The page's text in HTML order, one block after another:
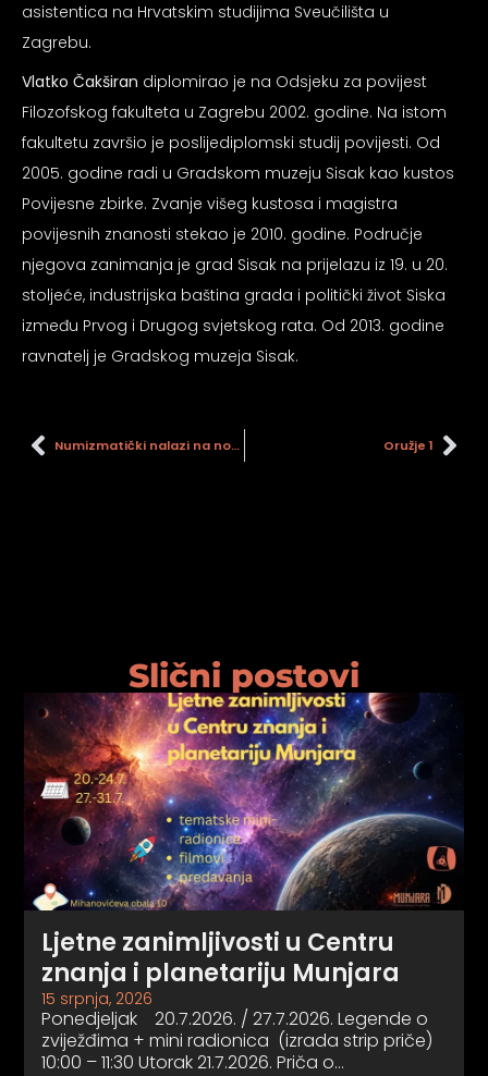
asistentica na Hrvatskim studijima Sveučilišta u
Zagrebu.
Vlatko Čakširan diplomirao je na Odsjeku za povijest
Filozofskog fakulteta u Zagrebu 2002. godine. Na istom
fakultetu završio je poslijediplomski studij povijesti. Od
2005. godine radi u Gradskom muzeju Sisak kao kustos
Povijesne zbirke. Zvanje višeg kustosa i magistra
povijesnih znanosti stekao je 2010. godine. Područje
njegova zanimanja je grad Sisak na prijelazu iz 19. u 20.
stoljeće, industrijska baština grada i politički život Siska
između Prvog i Drugog svjetskog rata. Od 2013. godine
ravnatelj je Gradskog muzeja Sisak.
Numizmatički nalazi na novijim arheološkim istraživanjima u Sisku Oružje 1
Slični postovi
Ljetne zanimljivosti u Centru
znanja i planetariju Munjara
15 srpnja, 2026
Ponedjeljak 20.7.2026. / 27.7.2026. Legende o
zviježđima + mini radionica (izrada strip priče)
10:00 – 11:30 Utorak 21.7.2026. Priča o…